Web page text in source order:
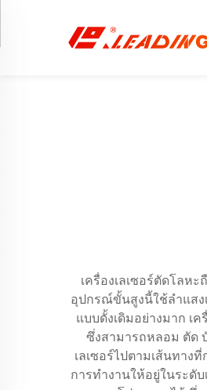
เครื่องเลเซอร์ตัดโลห
อุปกรณ์ขั้นสูงนี้ใช้ลำแสง
แบบดั้งเดิมอย่างมาก เ
ซึ่งสามารถหลอม ตัด
เลเซอร์ไปตามเส้นทา
การทำงานให้อยู่ในระดั